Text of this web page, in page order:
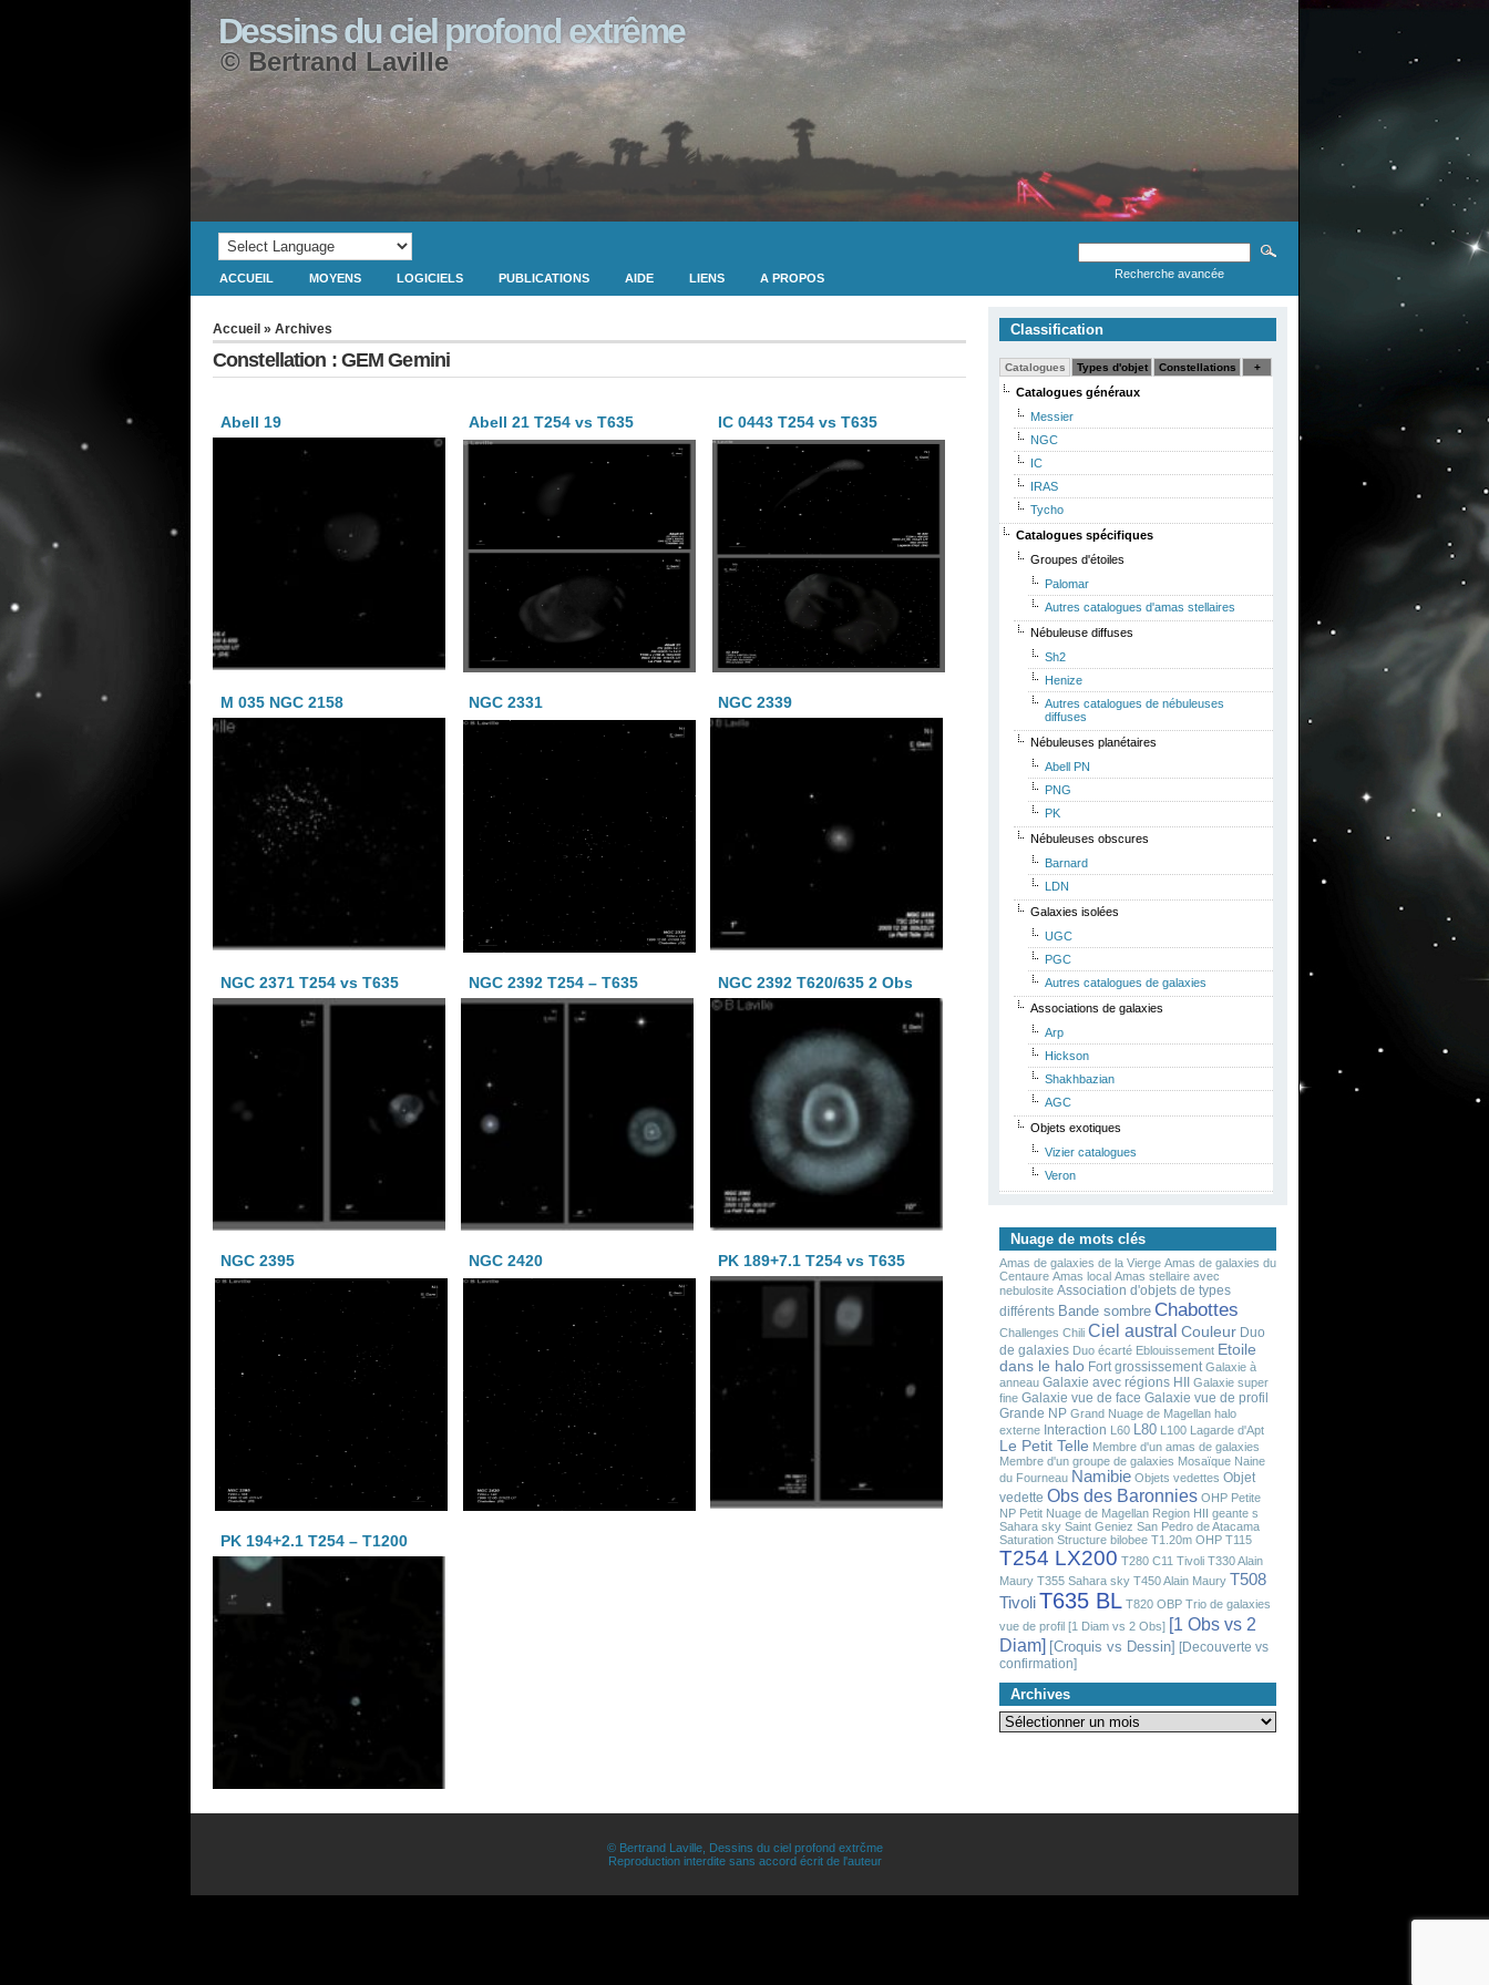
Dessins du ciel profond extrême
© Bertrand Laville
Recherche avancée
ACCUEIL MOYENS LOGICIELS PUBLICATIONS AIDE LIENS A PROPOS
Accueil » Archives
Constellation : GEM Gemini
Abell 19 Abell 21 T254 vs T635 IC 0443 T254 vs T635
M 035 NGC 2158 NGC 2331 NGC 2339
NGC 2371 T254 vs T635 NGC 2392 T254 – T635 NGC 2392 T620/635 2 Obs
NGC 2395 NGC 2420 PK 189+7.1 T254 vs T635
PK 194+2.1 T254 – T1200
Classification
Catalogues Types d'objet Constellations +
Catalogues généraux
Messier
NGC
IC
IRAS
Tycho
Catalogues spécifiques
Groupes d'étoiles
Palomar
Autres catalogues d'amas stellaires
Nébuleuse diffuses
Sh2
Henize
Autres catalogues de nébuleuses
diffuses
Nébuleuses planétaires
Abell PN
PNG
PK
Nébuleuses obscures
Barnard
LDN
Galaxies isolées
UGC
PGC
Autres catalogues de galaxies
Associations de galaxies
Arp
Hickson
Shakhbazian
AGC
Objets exotiques
Vizier catalogues
Veron
Nuage de mots clés
Amas de galaxies de la Vierge Amas de galaxies du
Centaure Amas local Amas stellaire avec
nebulosite Association d'objets de types
différents Bande sombre Chabottes
Challenges Chili Ciel austral Couleur Duo
de galaxies Duo écarté Eblouissement Etoile
dans le halo Fort grossissement Galaxie à
anneau Galaxie avec régions HII
Galaxie super
fine Galaxie vue de face Galaxie vue de profil
Grande NP Grand Nuage de Magellan halo
externe Interaction L60 L80 L100 Lagarde d'Apt
Le Petit Telle Membre d'un amas de galaxies
Membre d'un groupe de galaxies Mosaïque Naine
du Fourneau Namibie Objets vedettes Objet
vedette Obs des Baronnies OHP Petite
NP Petit Nuage de Magellan Region HII geante s
Sahara sky Saint Geniez San Pedro de Atacama
Saturation Structure bilobee T1.20m OHP T115
T254 LX200 T280 C11 Tivoli T330 Alain
Maury T355 Sahara sky T450 Alain Maury T508
TivoliT635 BL T820 OBP Trio de galaxies
vue de profil [1 Diam vs 2 Obs] [1 Obs vs 2
Diam] [Croquis vs Dessin] [Decouverte vs
confirmation]
Archives
Archives
© Bertrand Laville, Dessins du ciel profond extrčme
Reproduction interdite sans accord écrit de l'auteur